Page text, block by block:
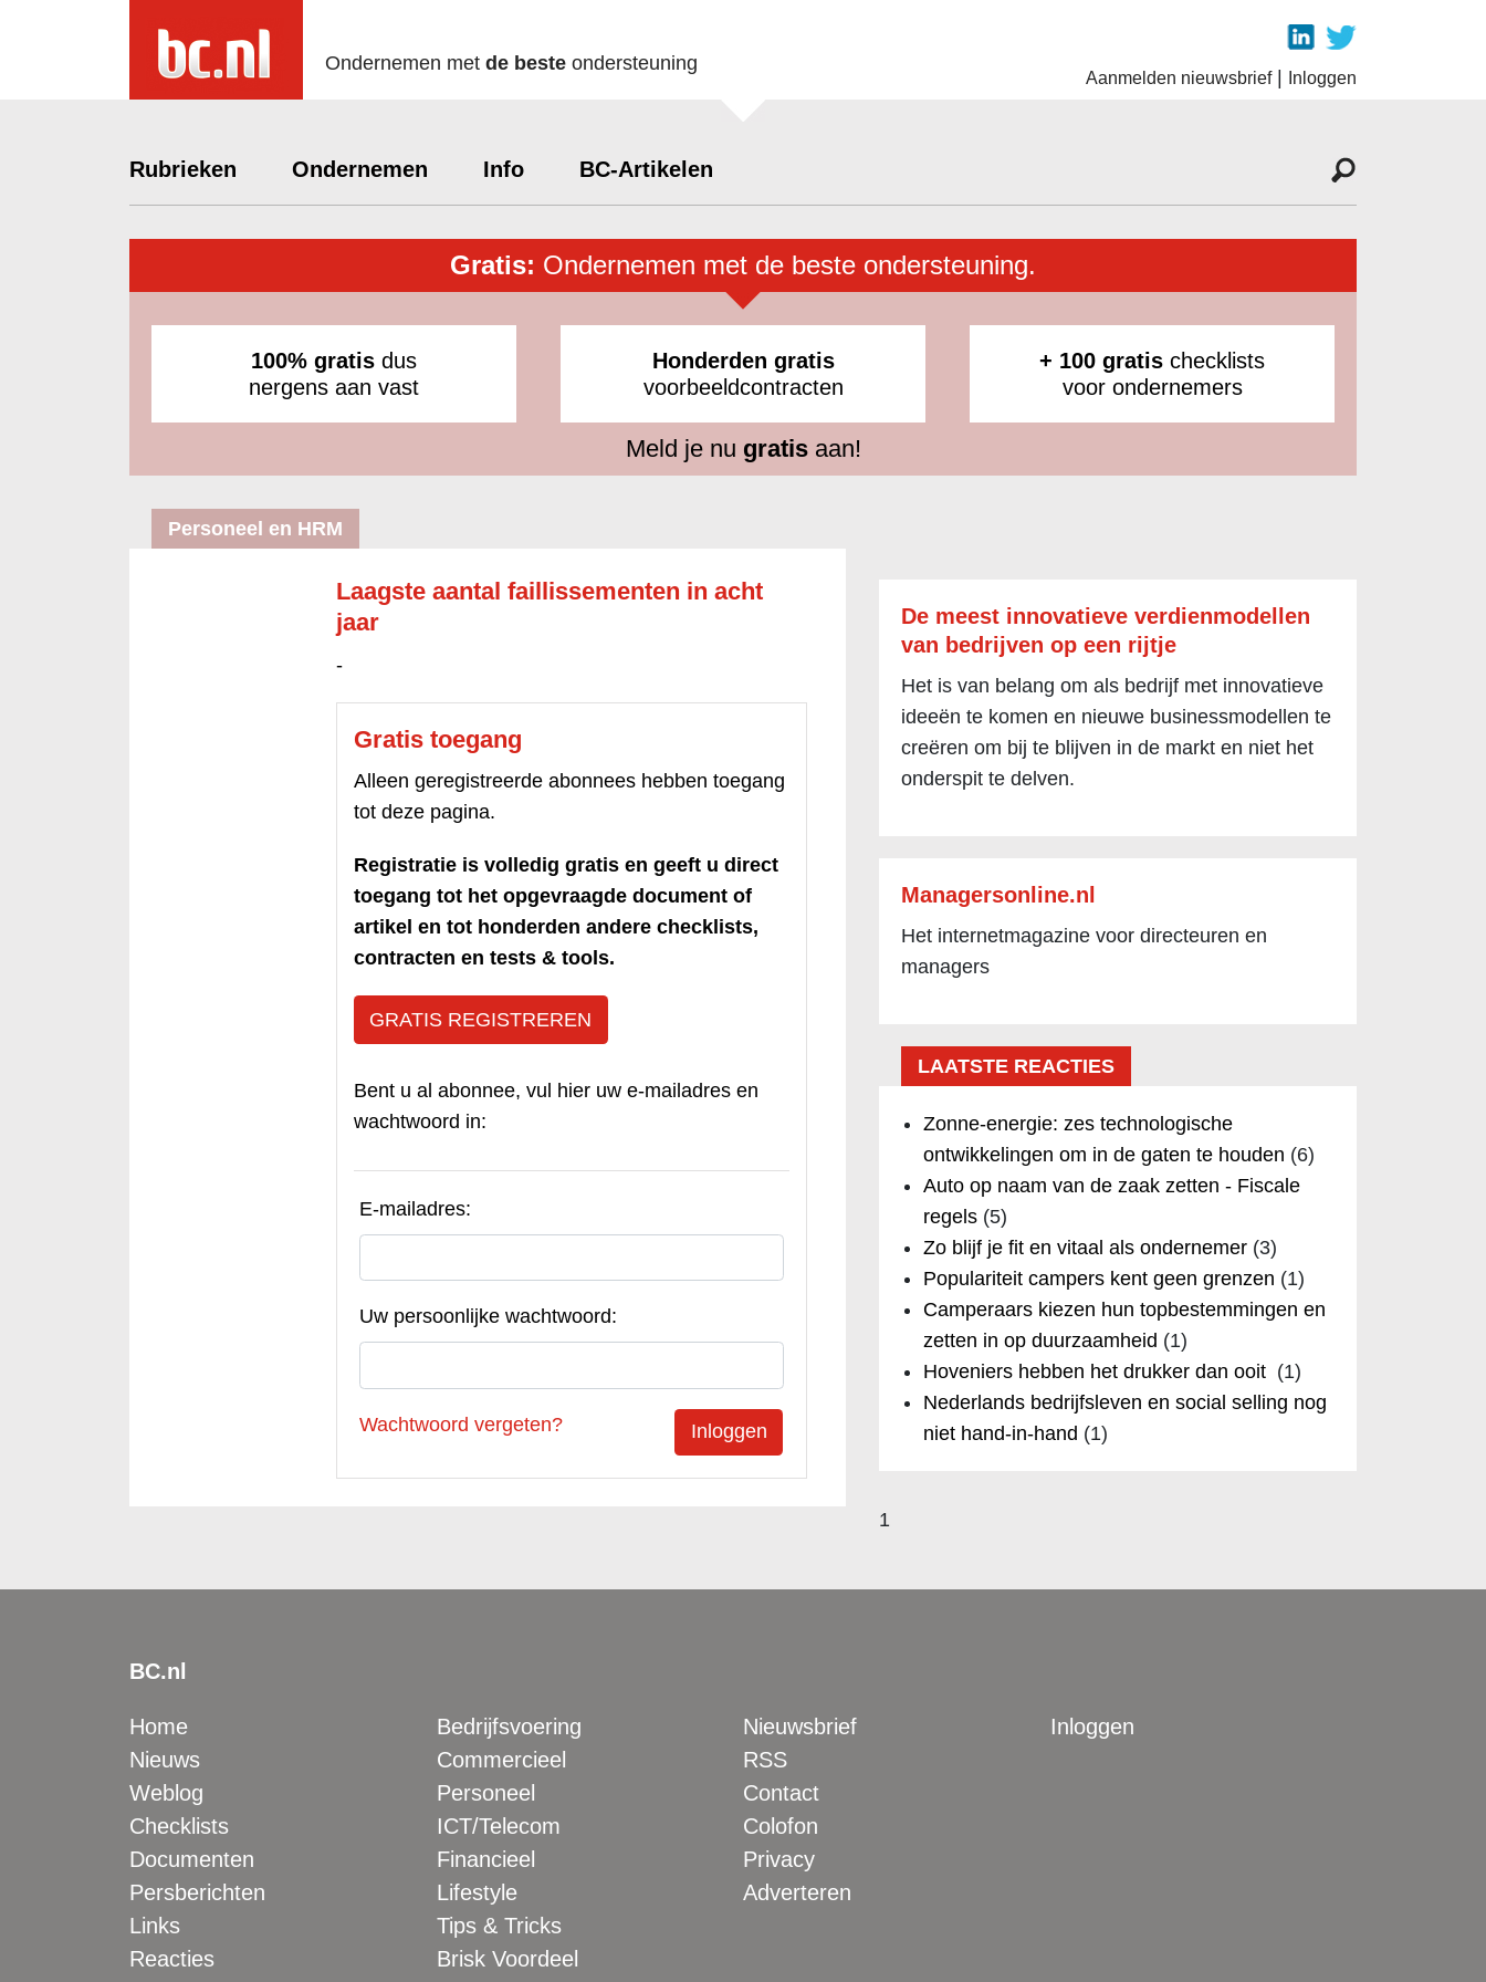
Ondernemen met de beste ondersteuning
Aanmelden nieuwsbrief| Inloggen
Rubrieken Ondernemen Info BC-Artikelen
Gratis: Ondernemen met de beste ondersteuning.
100% gratis dus
nergens aan vast
Honderden gratis
voorbeeldcontracten
+ 100 gratis checklists
voor ondernemers
Meld je nu gratisaan!
Personeel en HRM
Laagste aantal faillissementen in acht
jaar
-
Gratis toegang
Alleen geregistreerde abonnees hebben toegang
tot deze pagina.
Registratie is volledig gratis en geeft u direct
toegang tot het opgevraagde document of
artikel en tot honderden andere checklists,
contracten en tests & tools.
GRATIS REGISTREREN
Bent u al abonnee, vul hier uw e-mailadres en
wachtwoord in:
E-mailadres:
Uw persoonlijke wachtwoord:
Wachtwoord vergeten?
De meest innovatieve verdienmodellen
van bedrijven op een rijtje
Het is van belang om als bedrijf met innovatieve
ideeën te komen en nieuwe businessmodellen te
creëren om bij te blijven in de markt en niet het
onderspit te delven.
Managersonline.nl
Het internetmagazine voor directeuren en
managers
LAATSTE REACTIES
Zonne-energie: zes technologische
ontwikkelingen om in de gaten te houden (6)
Auto op naam van de zaak zetten - Fiscale
regels(5)
Zo blijf je fit en vitaal als ondernemer(3)
Populariteit campers kent geen grenzen (1)
Camperaars kiezen hun topbestemmingen en
zetten in op duurzaamheid (1)
Hoveniers hebben het drukker dan ooit (1)
Nederlands bedrijfsleven en social selling nog
niet hand-in-hand (1)
1
BC.nl
Home
Nieuws
Weblog
Checklists
Documenten
Persberichten
Links
Reacties
Bedrijfsvoering
Commercieel
Personeel
ICT/Telecom
Financieel
Lifestyle
Tips & Tricks
Brisk Voordeel
Nieuwsbrief
RSS
Contact
Colofon
Privacy
Adverteren
Inloggen